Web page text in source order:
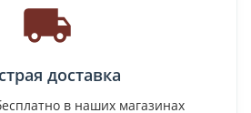
доставка
в наших магазинах